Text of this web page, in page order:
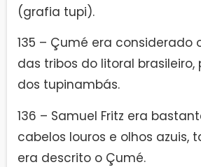
(grafia tupi).
135 – Çumé era considerado
das tribos do litoral
dos tupinambás.
136 – Samuel Fritz era
cabelos louros e olhos azuis,
era descrito o Çumé.